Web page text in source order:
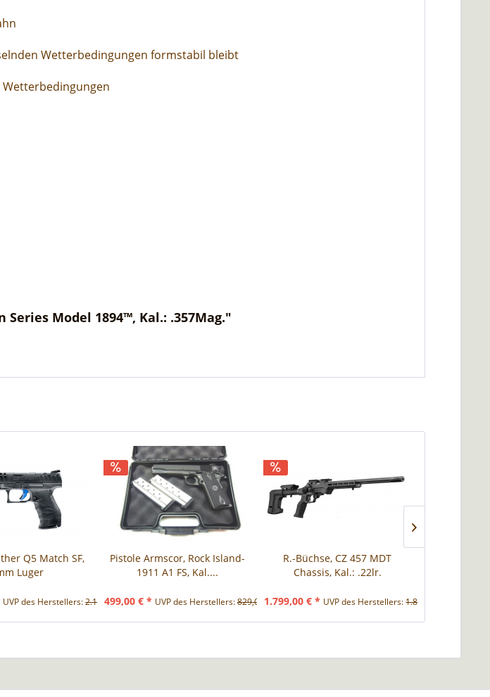
Wetterbedingungen formstabil bleibt
Wetterbedingungen
Model 1894™, Kal.: .357Mag."
Q5 Match SF,
Luger
UVP des Herstellers:2.149,00 € *
Pistole Armscor, Rock Island-
1911 A1 FS, Kal....
499,00 € * UVP des Herstellers:829,00 € *
R.-Büchse, CZ 457 MDT
Chassis, Kal.: .22lr.
1.799,00 € * UVP des Herstellers:1.859,00 € *